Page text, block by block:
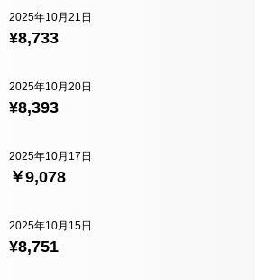
¥8,733
2025年10月21日
¥8,393
2025年10月20日
￥9,078
2025年10月17日
¥8,751
2025年10月15日